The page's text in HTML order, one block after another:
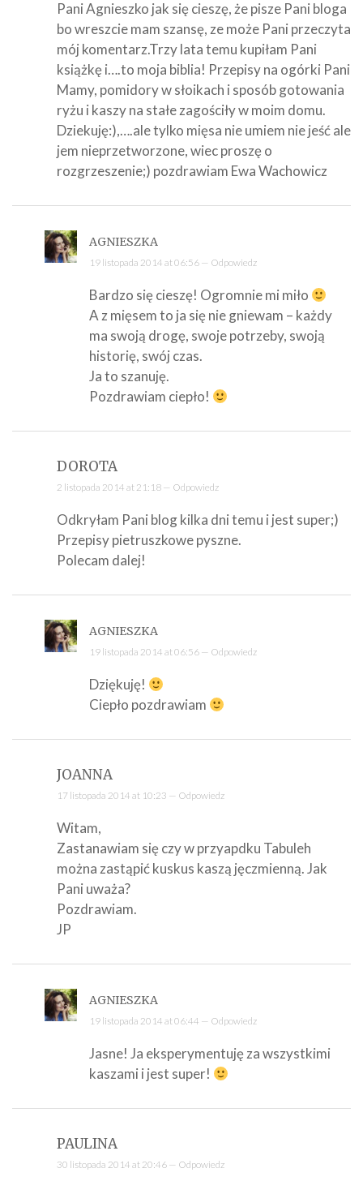
Pani Agnieszko jak się cieszę, że pisze Pani bloga
bo wreszcie mam szansę, ze może Pani przeczyta
mój komentarz.Trzy lata temu kupiłam Pani
książkę i….to moja biblia! Przepisy na ogórki Pani
Mamy, pomidory w słoikach i sposób gotowania
ryżu i kaszy na stałe zagościły w moim domu.
Dziekuję:),….ale tylko mięsa nie umiem nie jeść ale
jem nieprzetworzone, wiec proszę o
rozgrzeszenie;) pozdrawiam Ewa Wachowicz
AGNIESZKA
19 listopada 2014 at 06:56 — Odpowiedz
Bardzo się cieszę! Ogromnie mi miło
A z mięsem to ja się nie gniewam – każdy
ma swoją drogę, swoje potrzeby, swoją
historię, swój czas.
Ja to szanuję.
Pozdrawiam ciepło!
DOROTA
2 listopada 2014 at 21:18 — Odpowiedz
Odkryłam Pani blog kilka dni temu i jest super;)
Przepisy pietruszkowe pyszne.
Polecam dalej!
AGNIESZKA
19 listopada 2014 at 06:56 — Odpowiedz
Dziękuję!
Ciepło pozdrawiam
JOANNA
17 listopada 2014 at 10:23 — Odpowiedz
Witam,
Zastanawiam się czy w przyapdku Tabuleh
można zastąpić kuskus kaszą jęczmienną. Jak
Pani uważa?
Pozdrawiam.
JP
AGNIESZKA
19 listopada 2014 at 06:44 — Odpowiedz
Jasne! Ja eksperymentuję za wszystkimi
kaszami i jest super!
PAULINA
30 listopada 2014 at 20:46 — Odpowiedz